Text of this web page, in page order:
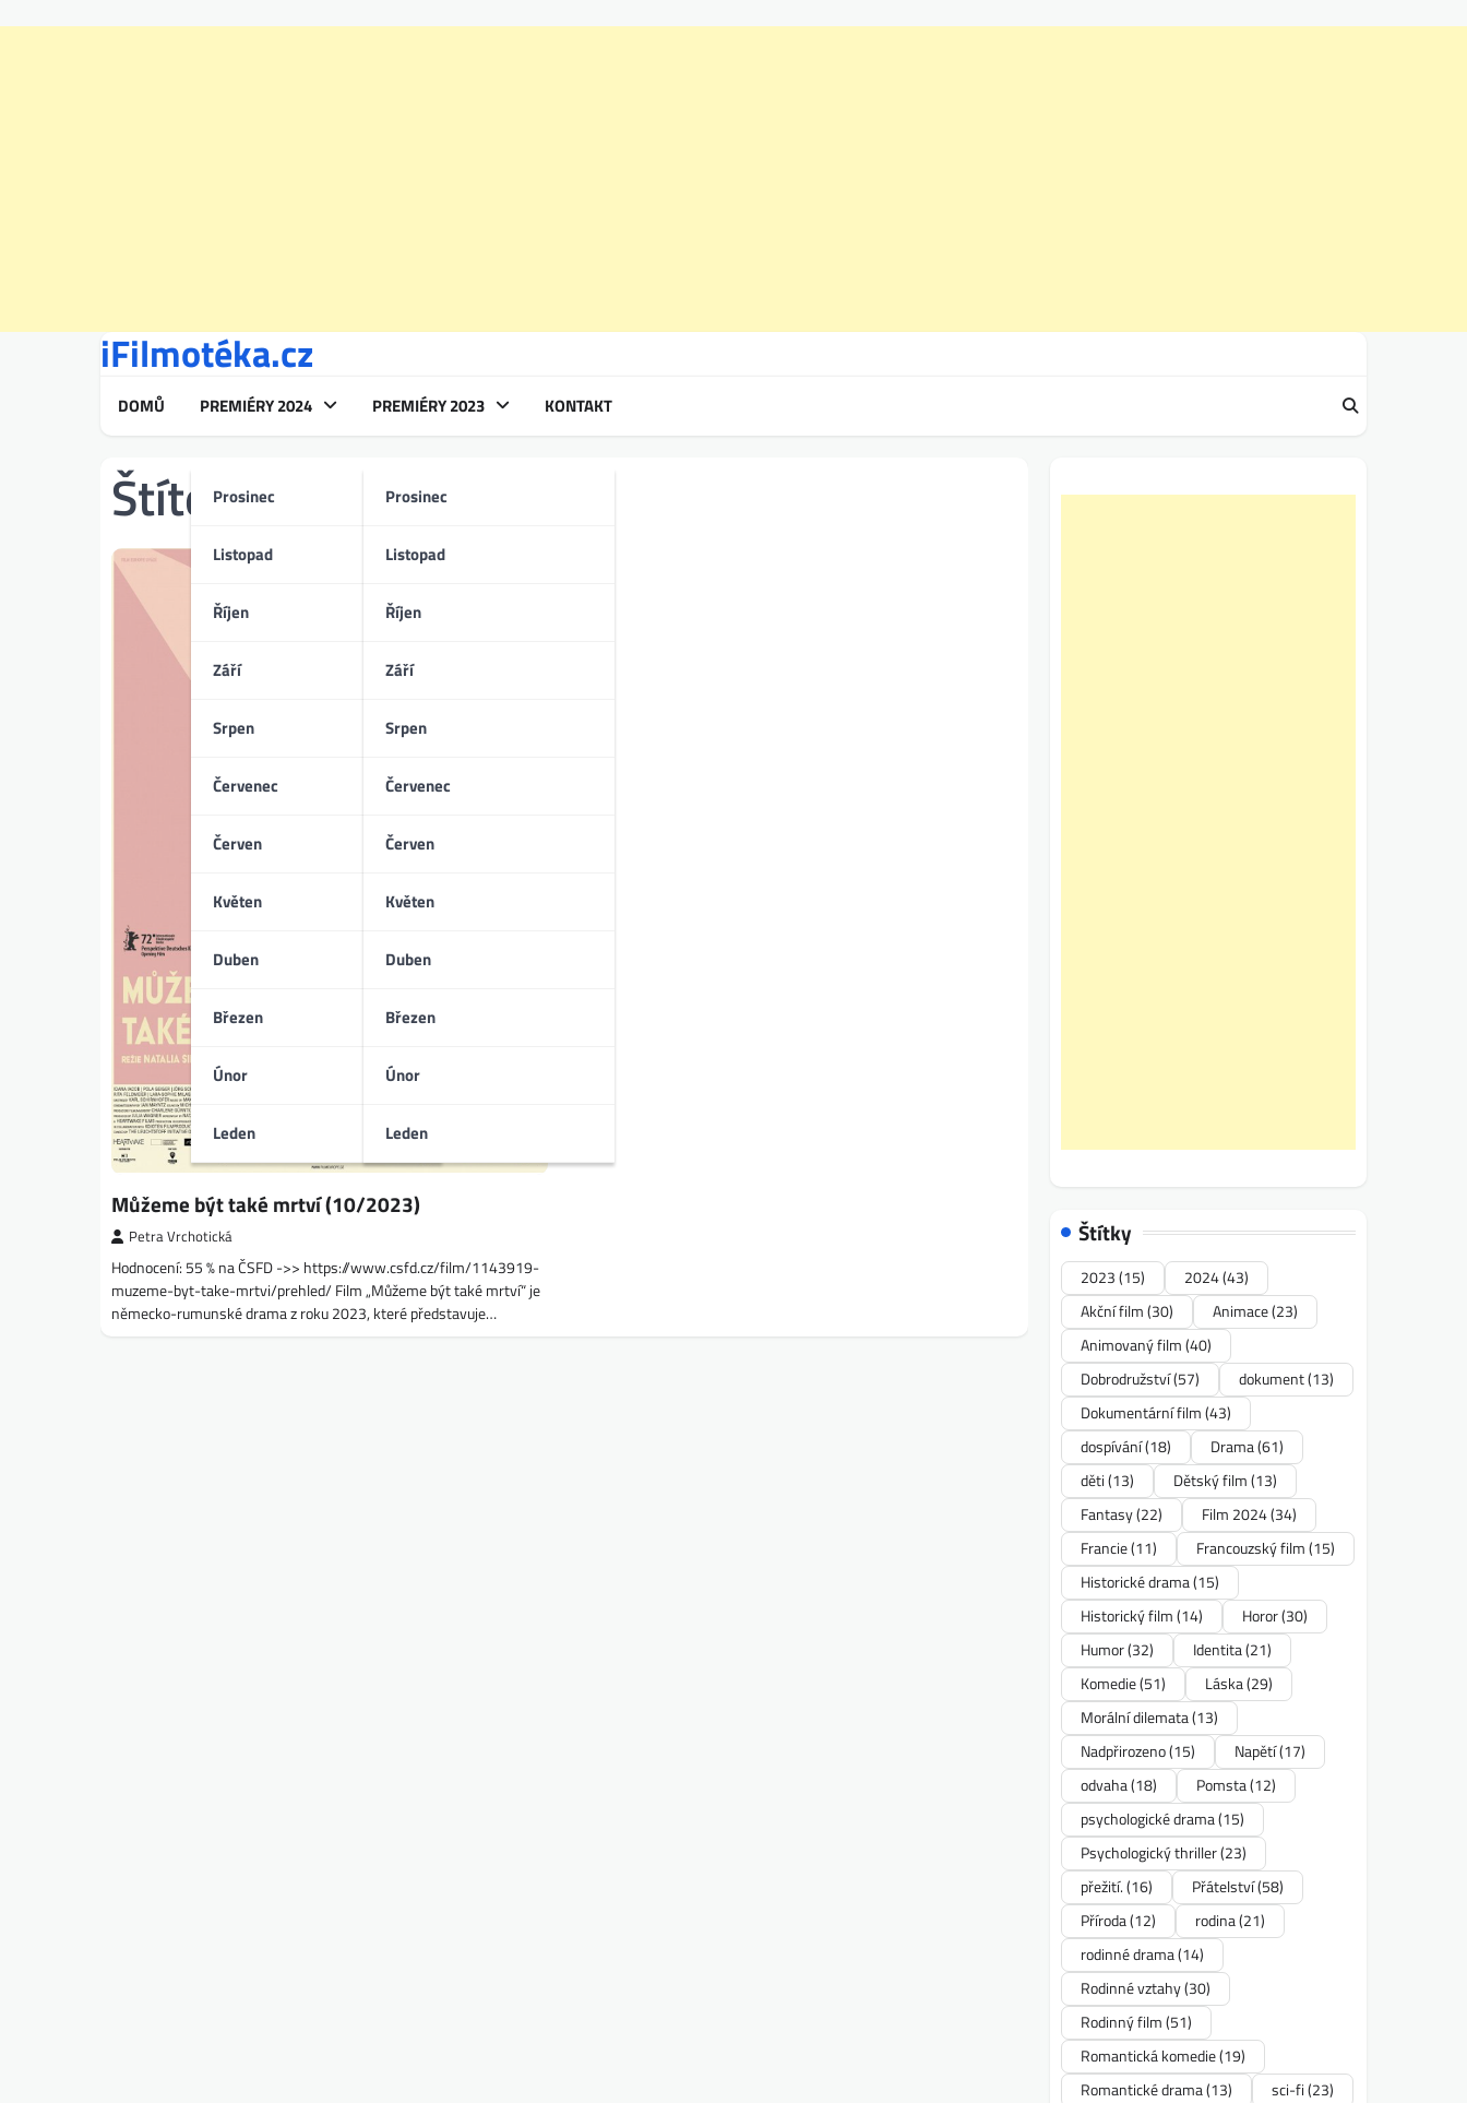
iFilmotéka.cz
DOMŮ PREMIÉRY 2024
Prosinec
Listopad
Říjen
Září
Srpen
Červenec
Červen
Květen
Duben
Březen
Únor
Leden
PREMIÉRY 2023
Prosinec
Listopad
Říjen
Září
Srpen
Červenec
Červen
Květen
Duben
Březen
Únor
Leden
KONTAKT
Štítek:kontrola
Můžeme být také mrtví (10/2023)
Petra Vrchotická
Hodnocení: 55 % na ČSFD ->> https://www.csfd.cz/film/1143919-
muzeme-byt-take-mrtvi/prehled/ Film „Můžeme být také mrtví“ je
německo-rumunské drama z roku 2023, které představuje…
Štítky
2023(15) 2024(43)
Akční film(30) Animace(23)
Animovaný film(40)
Dobrodružství(57) dokument(13)
Dokumentární film(43)
dospívání(18) Drama(61)
děti(13) Dětský film(13)
Fantasy(22) Film 2024(34)
Francie(11) Francouzský film(15)
Historické drama(15)
Historický film(14) Horor(30)
Humor(32) Identita(21)
Komedie(51) Láska(29)
Morální dilemata(13)
Nadpřirozeno(15) Napětí(17)
odvaha(18) Pomsta(12)
psychologické drama(15)
Psychologický thriller(23)
přežití.(16) Přátelství(58)
Příroda(12) rodina(21)
rodinné drama(14)
Rodinné vztahy(30)
Rodinný film(51)
Romantická komedie(19)
Romantické drama(13) sci-fi(23)